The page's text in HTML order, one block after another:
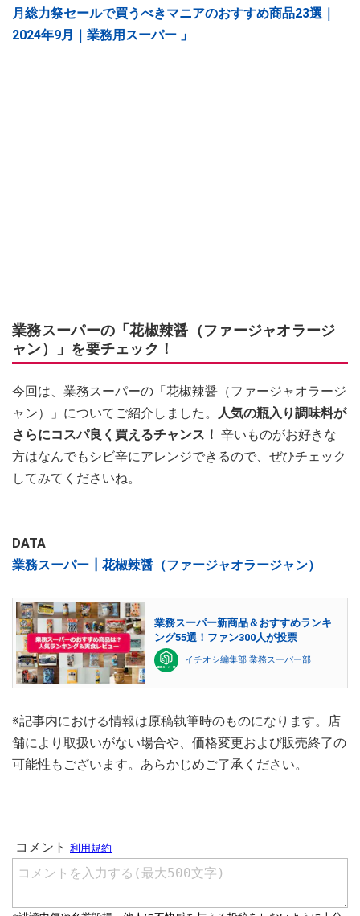
月総力祭セールで買うべきマニアのおすすめ商品23選｜
2024年9月｜業務用スーパー 」
業務スーパーの「花椒辣醤（ファージャオラージ
ャン）」を要チェック！
今回は、業務スーパーの「花椒辣醤（ファージャオラージ
ャン）」についてご紹介しました。
人気の瓶入り調味料が
さらにコスパ良く買えるチャンス！ 辛いものがお好きな
方はなんでもシビ辛にアレンジできるので、ぜひチェック
してみてくださいね。
DATA
業務スーパー┃花椒辣醤（ファージャオラージャン）
業務スーパー新商品＆おすすめランキ
ング55選！ファン300人が投票
イチオシ編集部 業務スーパー部
※記事内における情報は原稿執筆時のものになります。店
舗により取扱いがない場合や、価格変更および販売終了の
可能性もございます。あらかじめご了承ください。